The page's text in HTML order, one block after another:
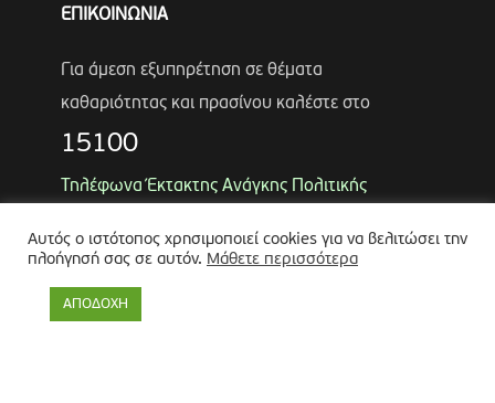
ΕΠΙΚΟΙΝΩΝΙΑ
Για άμεση εξυπηρέτηση σε θέματα
καθαριότητας και πρασίνου καλέστε στο
15100
Τηλέφωνα Έκτακτης Ανάγκης Πολιτικής
ΑντιδήμαρχοςΛύκος Παναγιώτης
Θωμάς Ρουμπάκος
Αυτός ο ιστότοπος χρησιμοποιεί cookies για να βελιτώσει την
πλοήγησή σας σε αυτόν. Μάθετε περισσότερα
ΑΠΟΔΟΧΗ